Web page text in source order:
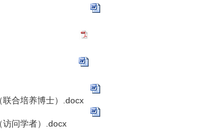
联合培养博士）.docx
访问学者）.docx